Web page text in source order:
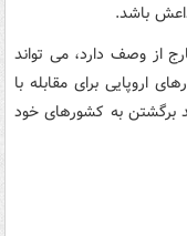
باشد.
از وصف دارد، می تواند
اروپایی برای مقابله با
برگشتن به کشورهای خود